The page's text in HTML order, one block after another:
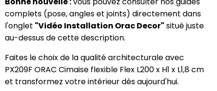
complets (pose, angles et joints) directement dans
l'onglet "Vidéo Installation Orac Decor" situé juste
au-dessus de cette description.
Faites le choix de la qualité architecturale avec
PX209F ORAC Cimaise flexible Flex L200 x H1 x L1,8 cm
et transformez votre intérieur dès aujourd'hui.